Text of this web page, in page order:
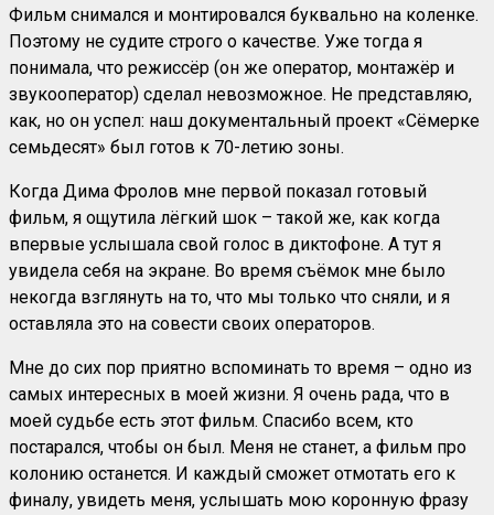
Фильм снимался и монтировался буквально на коленке.
Поэтому не судите строго о качестве. Уже тогда я
понимала, что режиссёр (он же оператор, монтажёр и
звукооператор) сделал невозможное. Не представляю,
как, но он успел: наш документальный проект «Сёмерке
семьдесят» был готов к 70-летию зоны.
Когда Дима Фролов мне первой показал готовый
фильм, я ощутила лёгкий шок – такой же, как когда
впервые услышала свой голос в диктофоне. А тут я
увидела себя на экране. Во время съёмок мне было
некогда взглянуть на то, что мы только что сняли, и я
оставляла это на совести своих операторов.
Мне до сих пор приятно вспоминать то время – одно из
самых интересных в моей жизни. Я очень рада, что в
моей судьбе есть этот фильм. Спасибо всем, кто
постарался, чтобы он был. Меня не станет, а фильм про
колонию останется. И каждый сможет отмотать его к
финалу, увидеть меня, услышать мою коронную фразу